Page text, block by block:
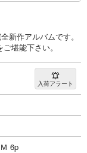
新作アルバムです。
堪能下さい。
入荷アラート
6p